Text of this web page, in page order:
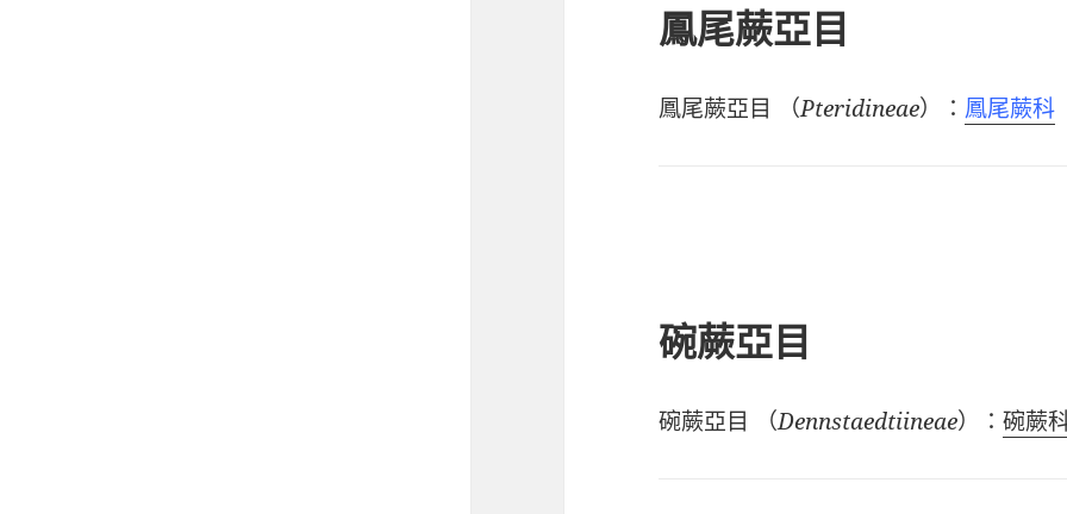
鳳尾蕨亞目
鳳尾蕨亞目 （Pteridineae）： 鳳尾蕨科
碗蕨亞目
碗蕨亞目 （Dennstaedtiineae）：碗蕨